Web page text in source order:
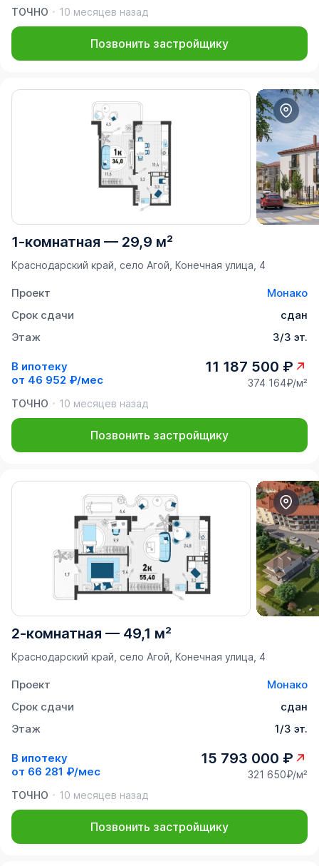
ТОЧНО
10 месяцев назад
Позвонить застройщику
1-комнатная — 29,9 м²
Краснодарский край, село Агой, Конечная улица, 4
Проект
Монако
Срок сдачи
сдан
Этаж
3/3 эт.
В ипотеку
от 46 952 ₽/мес
11 187 500 ₽
374 164₽/м²
ТОЧНО
10 месяцев назад
Позвонить застройщику
2-комнатная — 49,1 м²
Краснодарский край, село Агой, Конечная улица, 4
Проект
Монако
Срок сдачи
сдан
Этаж
1/3 эт.
В ипотеку
от 66 281 ₽/мес
15 793 000 ₽
321 650₽/м²
ТОЧНО
10 месяцев назад
Позвонить застройщику